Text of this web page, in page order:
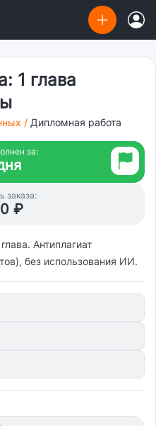
1 глава
/ Дипломная работа
за:
заказа:
₽
Антиплагиат
без использования ИИ.